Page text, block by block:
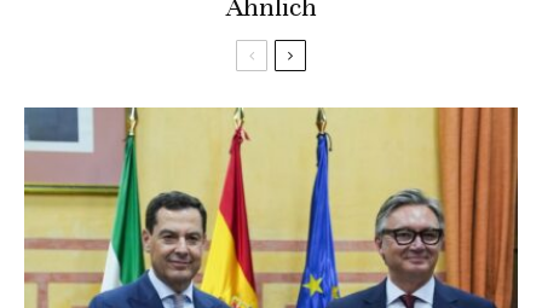
Ähnlich